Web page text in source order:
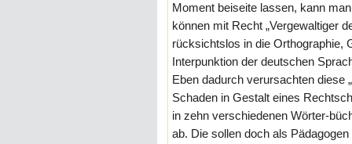
Moment beiseite lassen, kann
können mit Recht „Vergewaltiger
rücksichtslos in die Orthographie,
Interpunktion der deutschen
Eben dadurch verursachten diese
Schaden in Gestalt eines
in zehn verschiedenen Wörter-
ab. Die sollen doch als